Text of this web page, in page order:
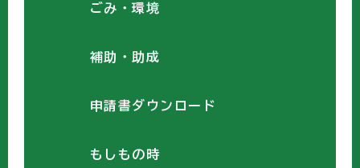
ごみ・環境
補助・助成
申請書ダウンロード
もしもの時